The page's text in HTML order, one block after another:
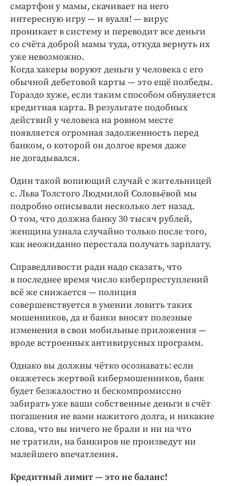
смартфон у мамы, скачивает на него
интересную игру — и вуаля! — вирус
проникает в систему и переводит все деньги
со счёта доброй мамы туда, откуда вернуть их
уже невозможно.
Когда хакеры воруют деньги у человека с его
обычной дебетовой карты — это ещё полбеды.
Гораздо хуже, если таким способом обнуляется
кредитная карта. В результате подобных
действий у человека на ровном месте
появляется огромная задолженность перед
банком, о которой он долгое время даже
не догадывался.
Один такой вопиющий случай с жительницей
с. Льва Толстого Людмилой Соловьёвой мы
подробно описывали несколько лет назад.
О том, что должна банку 30 тысяч рублей,
женщина узнала случайно только после того,
как неожиданно перестала получать зарплату.
Справедливости ради надо сказать, что
в последнее время число киберпреступлений
всё же снижается — полиция
совершенствуется в умении ловить таких
мошенников, да и банки вносят полезные
изменения в свои мобильные приложения —
вроде встроенных антивирусных программ.
Однако вы должны чётко осознавать: если
окажетесь жертвой кибермошенников, банк
будет безжалостно и бескомпромиссно
забирать уже ваши собственные деньги в счёт
погашения не вами нажитого долга, и никакие
слова, что вы ничего не брали и ни на что
не тратили, на банкиров не произведут ни
малейшего впечатления.
Кредитный лимит — это не баланс!